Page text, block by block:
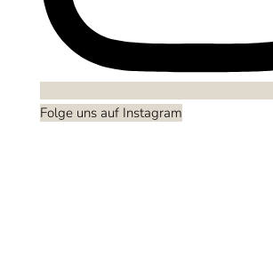
Folge uns auf Instagram